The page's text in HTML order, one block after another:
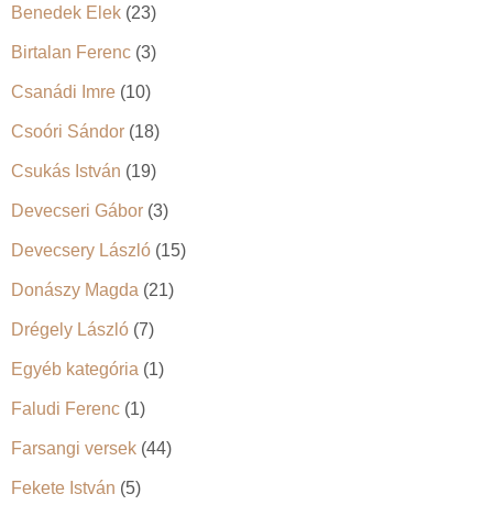
Benedek Elek (23)
Birtalan Ferenc (3)
Csanádi Imre (10)
Csoóri Sándor (18)
Csukás István (19)
Devecseri Gábor (3)
Devecsery László (15)
Donászy Magda (21)
Drégely László (7)
Egyéb kategória (1)
Faludi Ferenc (1)
Farsangi versek (44)
Fekete István (5)